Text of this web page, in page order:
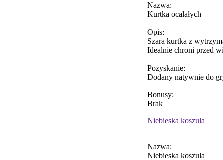
Nazwa:
Kurtka ocalałych
Opis:
Szara kurtka z
Idealnie chroni przed
Pozyskanie:
Dodany natywnie do
Bonusy:
Brak
Niebieska koszula
Nazwa:
Niebieska koszula